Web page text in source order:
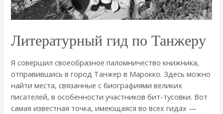
Литературный гид по Танжеру
Я совершил своеобразное паломничество книжника,
отправившись в город Танжер в Марокко. Здесь можно
найти места, связанные с биографиями великих
писателей, в особенности участников бит-тусовки. Вот
самая известная точка, имеющаяся во всех гидах —